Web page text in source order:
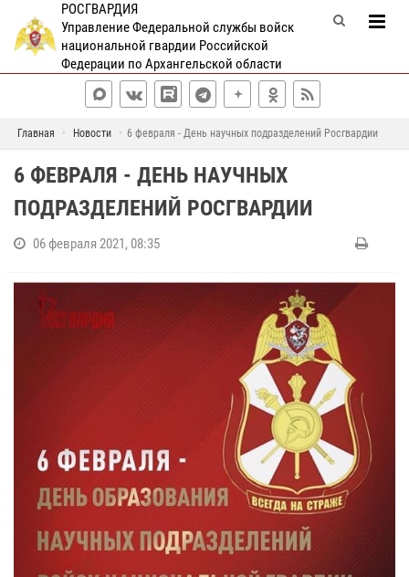
РОСГВАРДИЯ
Управление Федеральной службы войск
национальной гвардии Российской
Федерации по Архангельской области
Главная Новости 6 февраля - День научных подразделений Росгвардии
6 ФЕВРАЛЯ - ДЕНЬ НАУЧНЫХ
ПОДРАЗДЕЛЕНИЙ РОСГВАРДИИ
06 февраля 2021, 08:35